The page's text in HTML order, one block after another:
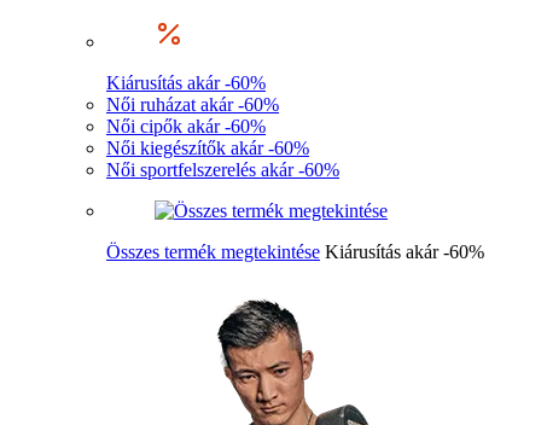
Kiárusítás akár -60%
Női ruházat akár -60%
Női cipők akár -60%
Női kiegészítők akár -60%
Női sportfelszerelés akár -60%
Összes termék megtekintése Kiárusítás akár -60%